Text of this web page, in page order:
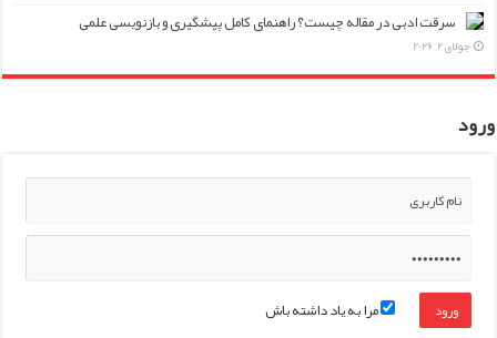
سرقت ادبی در مقاله چیست؟ راهنمای کامل پیشگیری و بازنویسی علمی
جولای 2, 2026
ورود
مرا به یاد داشته باش